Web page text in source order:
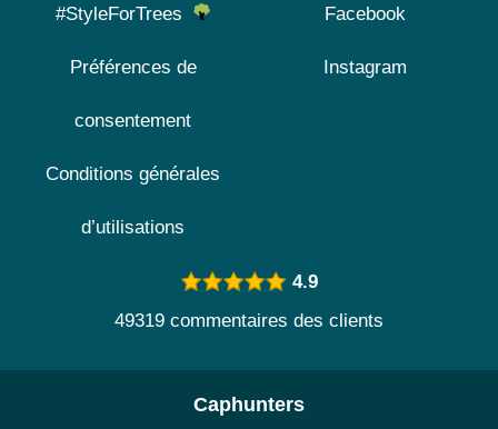
#StyleForTrees
Préférences de
consentement
Conditions générales
d’utilisations
Facebook
Instagram
4.9
49319 commentaires des clients
Caphunters